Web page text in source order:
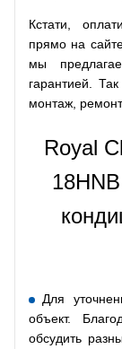
Кстати,
прямо на
мы
гарантией.
монтаж,
Royal
Для
объект.
обсудить